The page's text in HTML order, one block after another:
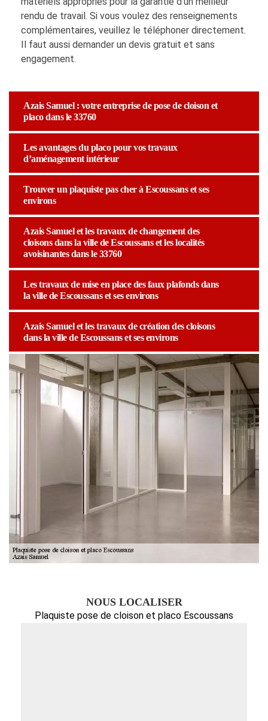
rendu de travail. Si vous voulez des renseignements
complémentaires, veuillez le téléphoner directement.
Il faut aussi demander un devis gratuit et sans
engagement.
Azais Samuel : votre entreprise de pose de cloison et
placo dans le 33760
Les avantages du placo pour vos travaux
d’aménagement intérieur
Trouver un plaquiste pas cher à Escoussans et ses
environs
Azais Samuel et les travaux de changement des
cloisons dans la ville de Escoussans et les localités
avoisinantes dans le 33760
Les travaux de mise en place des faux plafonds dans
la ville de Escoussans et ses environs
Azais Samuel et les travaux de création des cloisons
dans la ville de Escoussans et ses environs
NOUS LOCALISER
Plaquiste pose de cloison et placo Escoussans